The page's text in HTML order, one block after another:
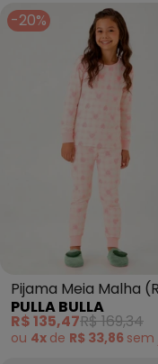
-20%
Pijama Meia Malha
PULLA BULLA
R$ 135,47R$ 169,34
ou 4x de R$ 33,86 sem